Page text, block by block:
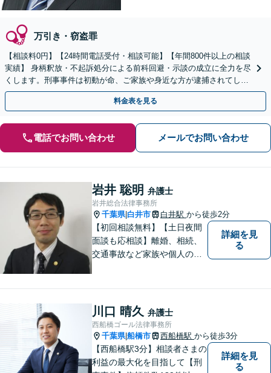
万引き・窃盗罪
【相談料0円】【24時間電話受付・相談可能】【年間800件以上の相談
実績】 身柄釈放・不起訴処分による前科回避・示談の成立に全力を尽
くします。刑事事件は初動が命、ご家族や身近な方が逮捕されてしま
ったら一刻も早くお電話ください。
料金表を見る
電話でお問い合わせ メールでお問い合わせ
岩井 聡明 弁護士
岩井総合法律事務所
千葉県| 白井市 白井駅 から徒歩2分
【初回相談無料】【土日夜間
面談も応相談】離婚、相続、
交通事故など家族や個人のト
を聞き、具体的な解決案をご
提案させていただきます。
詳細を見
る
川口 晴久 弁護士
西船橋ゴール法律事務所
千葉県|船橋市 西船橋駅 から徒歩3分
【西船橋駅3分】相談者さまの
利益の最大化を目指して【刑
詳細を見
る